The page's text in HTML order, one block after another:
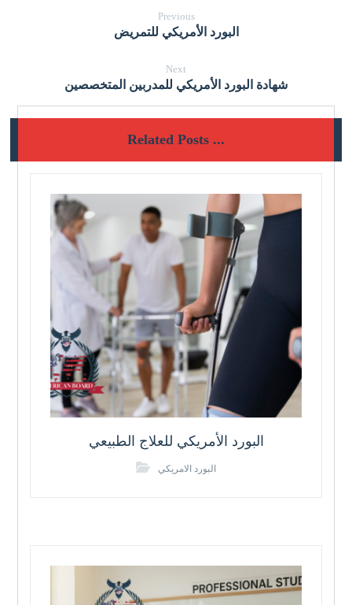
Previous
البورد الأمريكي للتمريض
Next
شهادة البورد الأمريكي للمدربين المتخصصين
Related Posts ...
البورد الأمريكي للعلاج الطبيعي
البورد الامريكي